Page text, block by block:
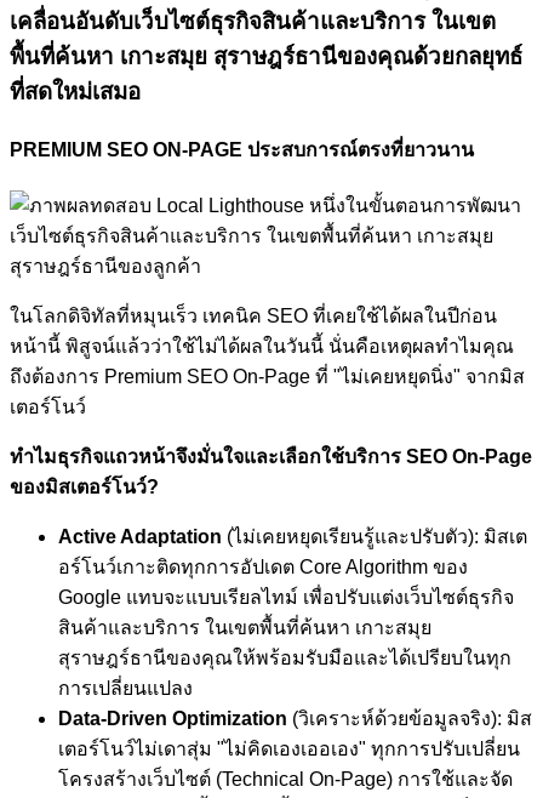
เคลื่อนอันดับเว็บไซต์ธุรกิจสินค้าและบริการ ในเขต
พื้นที่ค้นหา เกาะสมุย สุราษฎร์ธานีของคุณด้วยกลยุทธ์
ที่สดใหม่เสมอ
PREMIUM SEO ON-PAGE ประสบการณ์ตรงที่ยาวนาน
ในโลกดิจิทัลที่หมุนเร็ว เทคนิค SEO ที่เคยใช้ได้ผลในปีก่อน
หน้านี้ พิสูจน์แล้วว่าใช้ไม่ได้ผลในวันนี้ นั่นคือเหตุผลทำไมคุณ
ถึงต้องการ Premium SEO On-Page ที่ "ไม่เคยหยุดนิ่ง" จากมิส
เตอร์โนว์
ทำไมธุรกิจแถวหน้าจึงมั่นใจและเลือกใช้บริการ SEO On-Page
ของมิสเตอร์โนว์?
Active Adaptation (ไม่เคยหยุดเรียนรู้และปรับตัว): มิสเต
อร์โนว์เกาะติดทุกการอัปเดต Core Algorithm ของ
Google แทบจะแบบเรียลไทม์ เพื่อปรับแต่งเว็บไซต์ธุรกิจ
สินค้าและบริการ ในเขตพื้นที่ค้นหา เกาะสมุย
สุราษฎร์ธานีของคุณให้พร้อมรับมือและได้เปรียบในทุก
การเปลี่ยนแปลง
Data-Driven Optimization (วิเคราะห์ด้วยข้อมูลจริง): มิส
เตอร์โนว์ไม่เดาสุ่ม "ไม่คิดเองเออเอง" ทุกการปรับเปลี่ยน
โครงสร้างเว็บไซต์ (Technical On-Page) การใช้และจัด